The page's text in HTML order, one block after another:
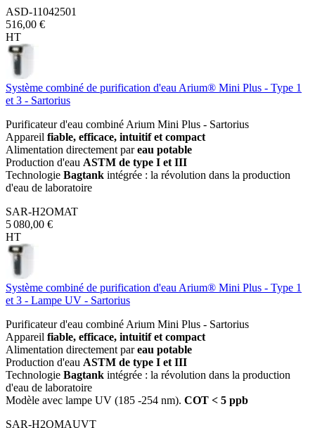
ASD-11042501
516,00 €
HT
Système combiné de purification d'eau Arium® Mini Plus - Type 1
et 3 - Sartorius
Purificateur d'eau combiné Arium Mini Plus - Sartorius
Appareil fiable, efficace, intuitif et compact
Alimentation directement pareau potable
Production d'eau ASTM de type I et III
Technologie Bagtank intégrée : la révolution dans la production
d'eau de laboratoire
SAR-H2OMAT
5 080,00 €
HT
Système combiné de purification d'eau Arium® Mini Plus - Type 1
et 3 - Lampe UV - Sartorius
Purificateur d'eau combiné Arium Mini Plus - Sartorius
Appareil fiable, efficace, intuitif et compact
Alimentation directement pareau potable
Production d'eau ASTM de type I et III
Technologie Bagtank intégrée : la révolution dans la production
d'eau de laboratoire
Modèle avec lampe UV (185 -254 nm). COT < 5 ppb
SAR-H2OMAUVT